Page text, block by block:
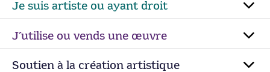
Je suis artiste ou ayant droit
J’utilise ou vends une œuvre
Soutien à la création artistique